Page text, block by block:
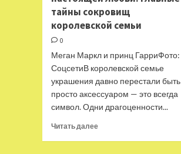
в
Топе
продаж
онлайн-
кинотеатров
«Фильм
Про»
тайны сокровищ
королевской семьи
0
Меган Маркл и принц ГарриФото:
СоцсетиВ королевской семье
украшения давно перестали быть
просто аксессуаром — это всегда
символ. Одни драгоценности...
Читать далееПрочитать